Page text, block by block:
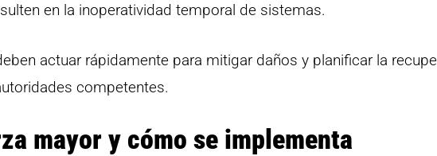
en la inoperatividad temporal de sistemas.
actuar rápidamente para mitigar daños y planificar la
competentes.
mayor y cómo se implementa